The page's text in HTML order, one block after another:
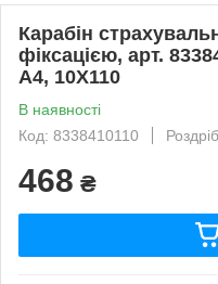
Карабін
фіксацією, арт.
А4, 10X110
В наявності
Код: 8338410110
Роздріб
468 ₴